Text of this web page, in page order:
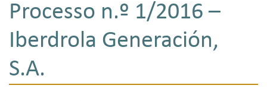
Processo n.º 1/2016 –
Iberdrola Generación,
S.A.